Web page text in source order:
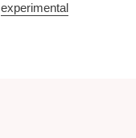
experimental